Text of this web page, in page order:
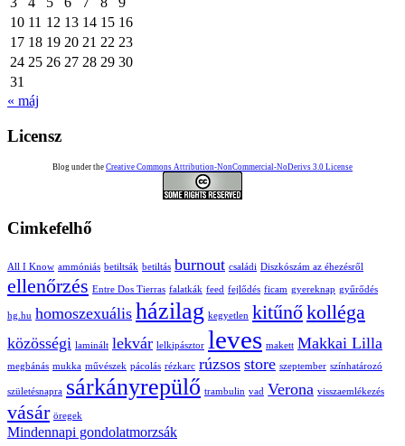
10 11 12 13 14 15 16
17 18 19 20 21 22 23
24 25 26 27 28 29 30
31
« máj
Licensz
Blog under the Creative Commons Attribution-NonCommercial-NoDerivs 3.0 License
Cimkefelhő
All I Know ammóniás betiltsák betiltás burnout családi Diszkószám az éhezésről
ellenőrzés Entre Dos Tierras falatkák feed fejlődés ficam gyereknap gyűrődés
hg.hu homoszexuális házilag kegyetlen kitűnőkolléga
közösségi laminált lekvár lelkipásztor leves makett Makkai Lilla
megbánás mukka művészek pácolás rézkarc rúzsos store szeptember színhatározó
születésnapra sárkányrepülő trambulin vad Verona visszaemlékezés
vásár öregek
Mindennapi gondolatmorzsák